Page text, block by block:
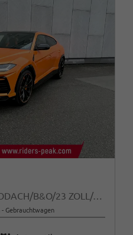
CAPSULE EDITION/PANODACH/B&O/23 ZOLL/ALLRAD/650 PS
Gebrauchtwagen